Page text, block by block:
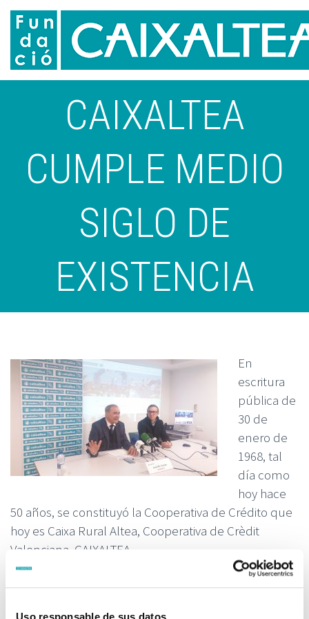
CAIXALTEA
CUMPLE MEDIO
SIGLO DE
EXISTENCIA
En
escritura
pública de
30 de
enero de
1968, tal
día como
hoy hace
50 años, se constituyó la Cooperativa de Crédito que
hoy es Caixa Rural Altea, Cooperativa de Crèdit
Valenciana, CAIXALTEA.
A lo largo del presente ejercicio 2018 se irán